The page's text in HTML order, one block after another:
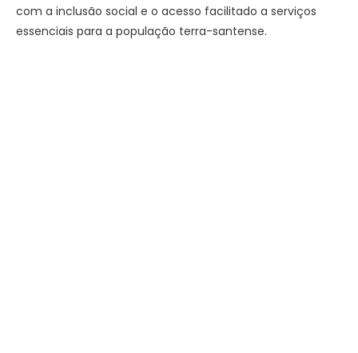
com a inclusão social e o acesso facilitado a serviços
essenciais para a população terra-santense.